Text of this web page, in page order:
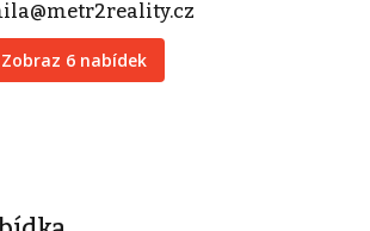
Zobraz 6 nabídek